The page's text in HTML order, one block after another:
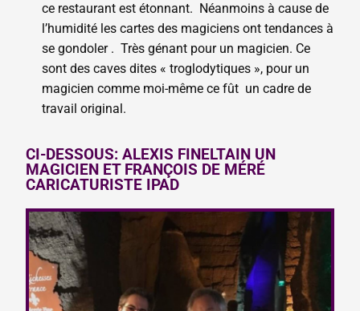
ce restaurant est étonnant. Néanmoins à cause de
l’humidité les cartes des magiciens ont tendances à
se gondoler . Très génant pour un magicien. Ce
sont des caves dites « troglodytiques », pour un
magicien comme moi-même ce fût un cadre de
travail original.
CI-DESSOUS: ALEXIS FINELTAIN UN
MAGICIEN ET FRANÇOIS DE MÉRÉ
CARICATURISTE IPAD